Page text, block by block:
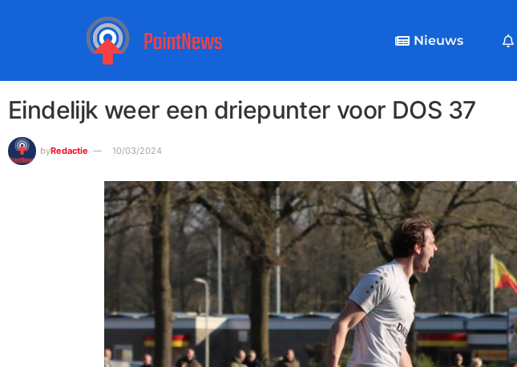
Nieuws
Eindelijk weer een driepunter voor DOS 37
byRedactie 10/03/2024